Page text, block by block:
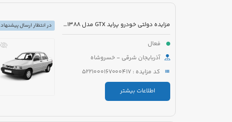
مزایده دولتی خودرو پراید GTX مدل 1388 رنگ سفید
فعال
آذربایجان شرقی - خسروشاه
کد مزایده : 5221000167000417
اطلاعات بیشتر
در انتظار ارسال پیشنهاد